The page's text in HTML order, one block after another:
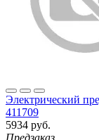
Электрический
411709
5934 руб.
Предзаказ